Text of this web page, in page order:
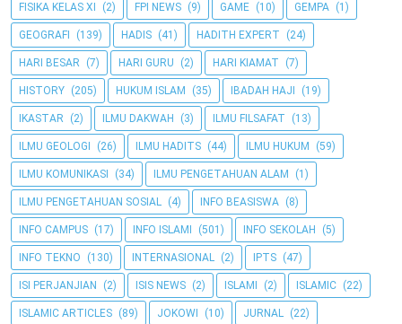
FISIKA KELAS XI (2) FPI NEWS (9) GAME (10) GEMPA (1)
GEOGRAFI (139) HADIS (41) HADITH EXPERT (24)
HARI BESAR (7) HARI GURU (2) HARI KIAMAT (7)
HISTORY (205) HUKUM ISLAM (35) IBADAH HAJI (19)
IKASTAR (2) ILMU DAKWAH (3) ILMU FILSAFAT (13)
ILMU GEOLOGI (26) ILMU HADITS (44) ILMU HUKUM (59)
ILMU KOMUNIKASI (34) ILMU PENGETAHUAN ALAM (1)
ILMU PENGETAHUAN SOSIAL (4) INFO BEASISWA (8)
INFO CAMPUS (17) INFO ISLAMI (501) INFO SEKOLAH (5)
INFO TEKNO (130) INTERNASIONAL (2) IPTS (47)
ISI PERJANJIAN (2) ISIS NEWS (2) ISLAMI (2) ISLAMIC (22)
ISLAMIC ARTICLES (89) JOKOWI (10) JURNAL (22)